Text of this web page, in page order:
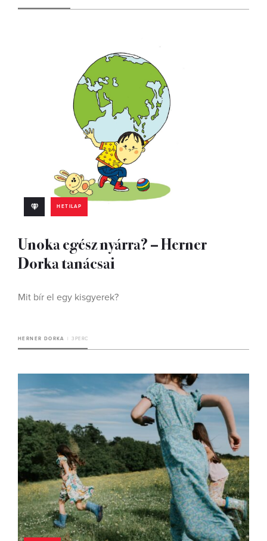
HETILAP
Unoka egész nyárra? – Herner
Dorka tanácsai
Mit bír el egy kisgyerek?
HERNER DORKA 3 PERC